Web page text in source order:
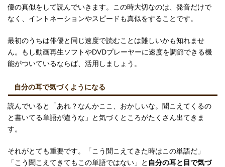
優の真似をして読んでいきます。この時大切なのは、発音だけで
なく、イントネーションやスピードも真似をすることです。
最初のうちは俳優と同じ速度で読むことは難しいかも知れませ
ん。もし動画再生ソフトやDVDプレーヤーに速度を調節できる機
能がついているならば、活用しましょう。
自分の耳で気づくようになる
読んでいると「あれ？なんかここ、おかしいな。聞こえてくるの
と書いてる単語が違うな」と気づくところがたくさん出てきま
す。
それがとても重要です。「こう聞こえてきた時はこの単語だ」
「こう聞こえてきてもこの単語ではない」と 自分の耳と目で気づ